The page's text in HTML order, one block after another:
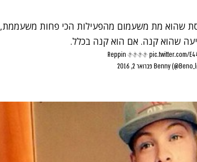
שהוא מת משעמום מהפעילות הכי פחות משעממת,
שהוא קנה. אם הוא קנה בכלל.
Reppin ���� pic.twitter.com/
פברואר 2, 2016